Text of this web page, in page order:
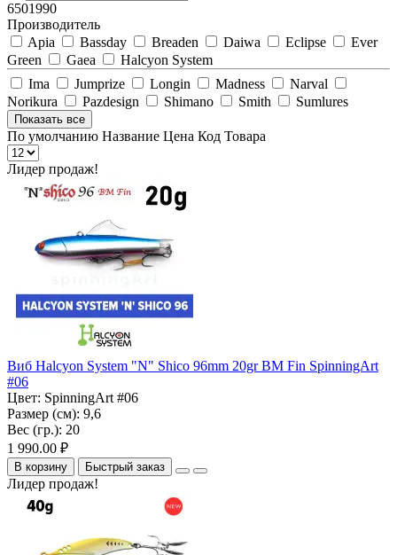
6501990
Производитель
Apia
Bassday Breaden Daiwa Eclipse
Ever
Green
Gaea
Halcyon System
Ima
Jumprize Longin Madness
Narval
Norikura
Pazdesign Shimano Smith Sumlures
Показать все
По умолчанию Название Цена Код Товара
Лидер продаж!
Виб Halcyon System "N" Shico 96mm 20gr BM Fin SpinningArt
#06
Цвет: SpinningArt #06
Размер (см): 9,6
Вес (гр.): 20
1 990.00 ₽
В корзину Быстрый заказ
Лидер продаж!